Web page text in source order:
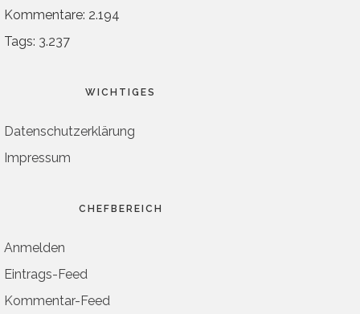
Kommentare: 2.194
Tags: 3.237
WICHTIGES
Datenschutzerklärung
Impressum
CHEFBEREICH
Anmelden
Eintrags-Feed
Kommentar-Feed